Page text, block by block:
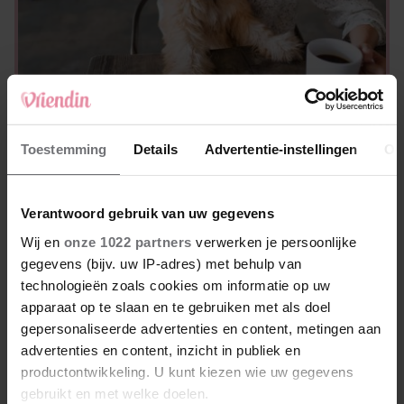
Toestemming Details Advertentie-instellingen
Verantwoord gebruik van uw gegevens
Wij en onze 1022 partners verwerken je persoonlijke
gegevens (bijv. uw IP-adres) met behulp van
technologieën zoals cookies om informatie op uw
apparaat op te slaan en te gebruiken met als doel
gepersonaliseerde advertenties en content, metingen aan
advertenties en content, inzicht in publiek en
productontwikkeling. U kunt kiezen wie uw gegevens
gebruikt en met welke doelen.
5 manieren waarop honden laten zien dat
ze je volledig vertrouwen